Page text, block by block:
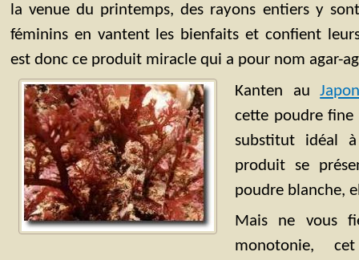
la venue du printemps, des rayons entiers y
féminins en vantent les bienfaits et confient
est donc ce produit miracle qui a pour nom agar-
Kanten au
cette poudre fine
substitut idéal
produit se
poudre blanche,
Mais ne vous
monotonie,